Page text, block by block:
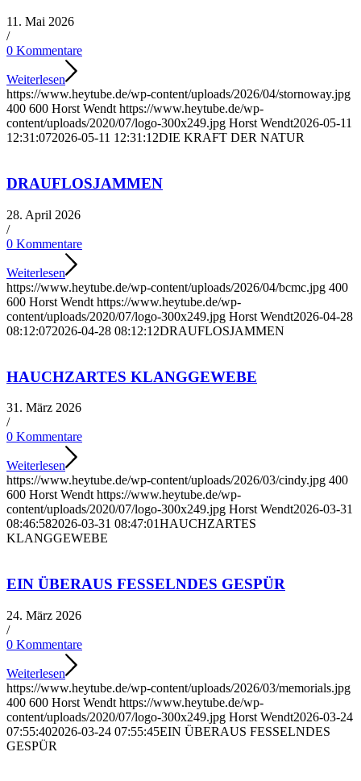
11. Mai 2026
/
0 Kommentare
Weiterlesen
https://www.heytube.de/wp-content/uploads/2026/04/stornoway.jpg
400 600 Horst Wendt https://www.heytube.de/wp-
content/uploads/2020/07/logo-300x249.jpg Horst Wendt2026-05-11
12:31:072026-05-11 12:31:12DIE KRAFT DER NATUR
DRAUFLOSJAMMEN
28. April 2026
/
0 Kommentare
Weiterlesen
https://www.heytube.de/wp-content/uploads/2026/04/bcmc.jpg 400
600 Horst Wendt https://www.heytube.de/wp-
content/uploads/2020/07/logo-300x249.jpg Horst Wendt2026-04-28
08:12:072026-04-28 08:12:12DRAUFLOSJAMMEN
HAUCHZARTES KLANGGEWEBE
31. März 2026
/
0 Kommentare
Weiterlesen
https://www.heytube.de/wp-content/uploads/2026/03/cindy.jpg 400
600 Horst Wendt https://www.heytube.de/wp-
content/uploads/2020/07/logo-300x249.jpg Horst Wendt2026-03-31
08:46:582026-03-31 08:47:01HAUCHZARTES
KLANGGEWEBE
EIN ÜBERAUS FESSELNDES GESPÜR
24. März 2026
/
0 Kommentare
Weiterlesen
https://www.heytube.de/wp-content/uploads/2026/03/memorials.jpg
400 600 Horst Wendt https://www.heytube.de/wp-
content/uploads/2020/07/logo-300x249.jpg Horst Wendt2026-03-24
07:55:402026-03-24 07:55:45EIN ÜBERAUS FESSELNDES
GESPÜR